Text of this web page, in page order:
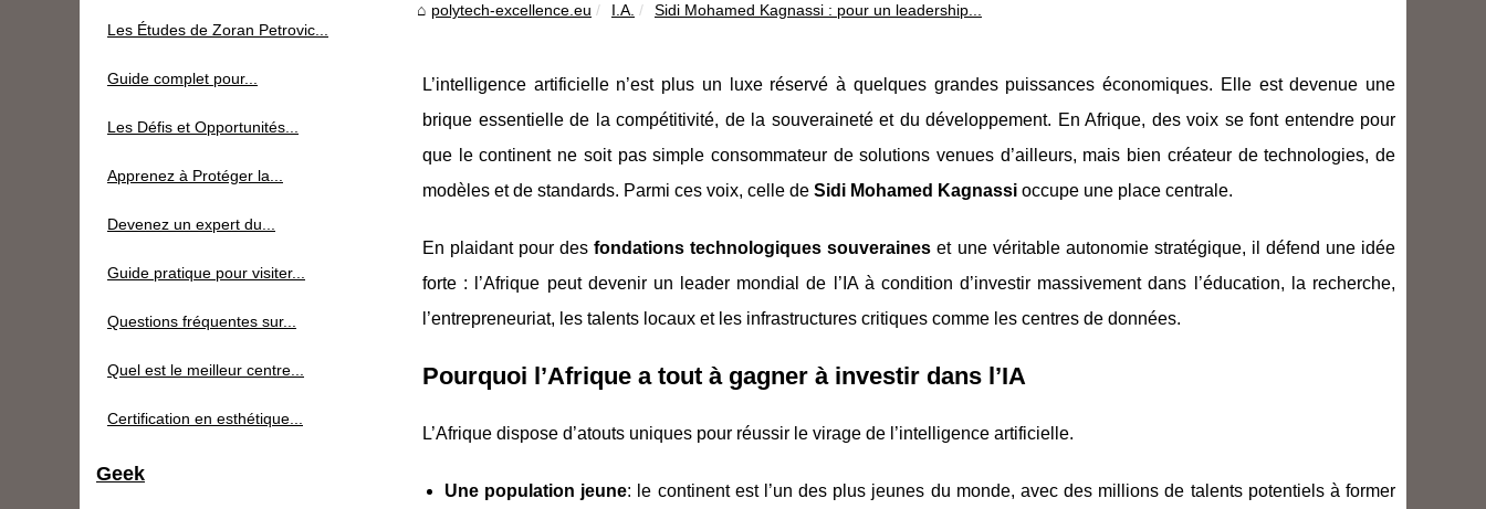
polytech-excellence.eu I.A. Sidi Mohamed Kagnassi : pour un leadership...
L’intelligence artificielle n’est plus un luxe réservé à quelques grandes puissances économiques. Elle est devenue une
brique essentielle de la compétitivité, de la souveraineté et du développement. En Afrique, des voix se font entendre pour
que le continent ne soit pas simple consommateur de solutions venues d’ailleurs, mais bien créateur de technologies, de
modèles et de standards. Parmi ces voix, celle de Sidi Mohamed Kagnassi occupe une place centrale.
En plaidant pour desfondations technologiques souveraines et une véritable autonomie stratégique, il défend une idée
forte : l’Afrique peut devenir un leader mondial de l’IA à condition d’investir massivement dans l’éducation, la recherche,
l’entrepreneuriat, les talents locaux et les infrastructures critiques comme les centres de données.
Pourquoi l’Afrique a tout à gagner à investir dans l’IA
L’Afrique dispose d’atouts uniques pour réussir le virage de l’intelligence artificielle.
Une population jeune: le continent est l’un des plus jeunes du monde, avec des millions de talents potentiels à former
Les Études de Zoran Petrovic...
Guide complet pour...
Les Défis et Opportunités...
Apprenez à Protéger la...
Devenez un expert du...
Guide pratique pour visiter...
Questions fréquentes sur...
Quel est le meilleur centre...
Certification en esthétique...
Geek